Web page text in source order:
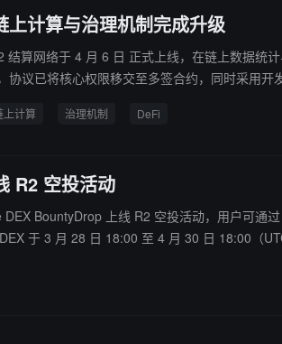
计算与治理机制完成升级
，在链上数据统计与计算能力上实现优化升级。 技术方面，Layer2 支持链上深度
上计算 治理机制 DeFi
R2 空投活动
BountyDrop 上线 R2 空投活动，用户可通